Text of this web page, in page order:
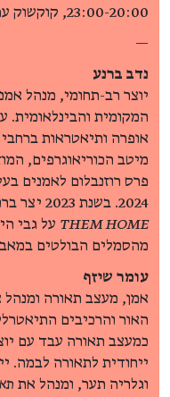
23:00-20:00, קוקשוק עם חיים ויטלי ושה סה
—
נדב ברנע
יוצר רב-תחומי, מנהל
המקומית והבינלאומית.
אופרה ותיאטראות
מיטב הכוריאוגרפים,
פרס רוזנבלום לאמנים
2024. בשנת 2023 יצר ברנע את מיצב התאורה
THEM HOME על גבי
מהסמלים הבולטים
עומר שיזף
אמן, מעצב תאורה ומנהל
האור והרכיבים
כמעצב תאורה עבד עם
ייחודית לתאורה לבמה.
וגלריה תער, ומנהל את